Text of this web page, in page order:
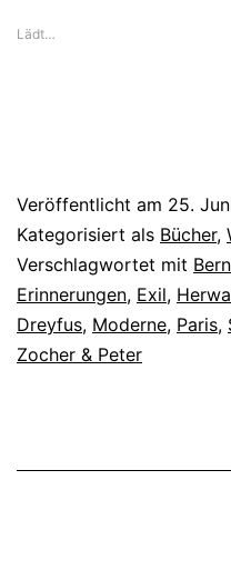
Lädt…
Veröffentlicht am 25.
Kategorisiert als Bücher,
Verschlagwortet mit
Erinnerungen, Exil,
Dreyfus, Moderne, Paris,
Zocher & Peter